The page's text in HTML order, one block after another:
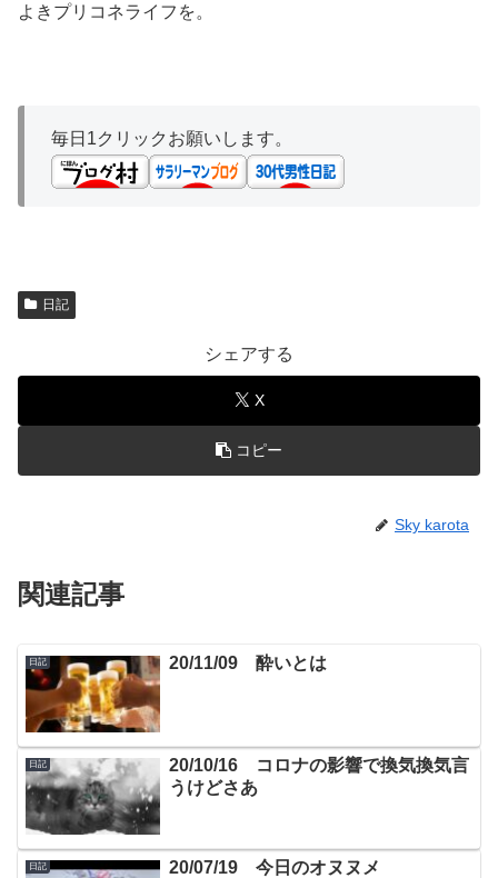
よきプリコネライフを。
毎日1クリックお願いします。
日記
シェアする
X
コピー
Sky karota
関連記事
日記 20/11/09 酔いとは
日記
20/10/16 コロナの影響で換気換気言
うけどさあ
日記 20/07/19 今日のオヌヌメ